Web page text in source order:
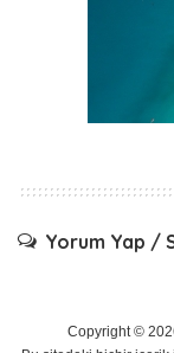
Yorum Yap /
Copyright ©